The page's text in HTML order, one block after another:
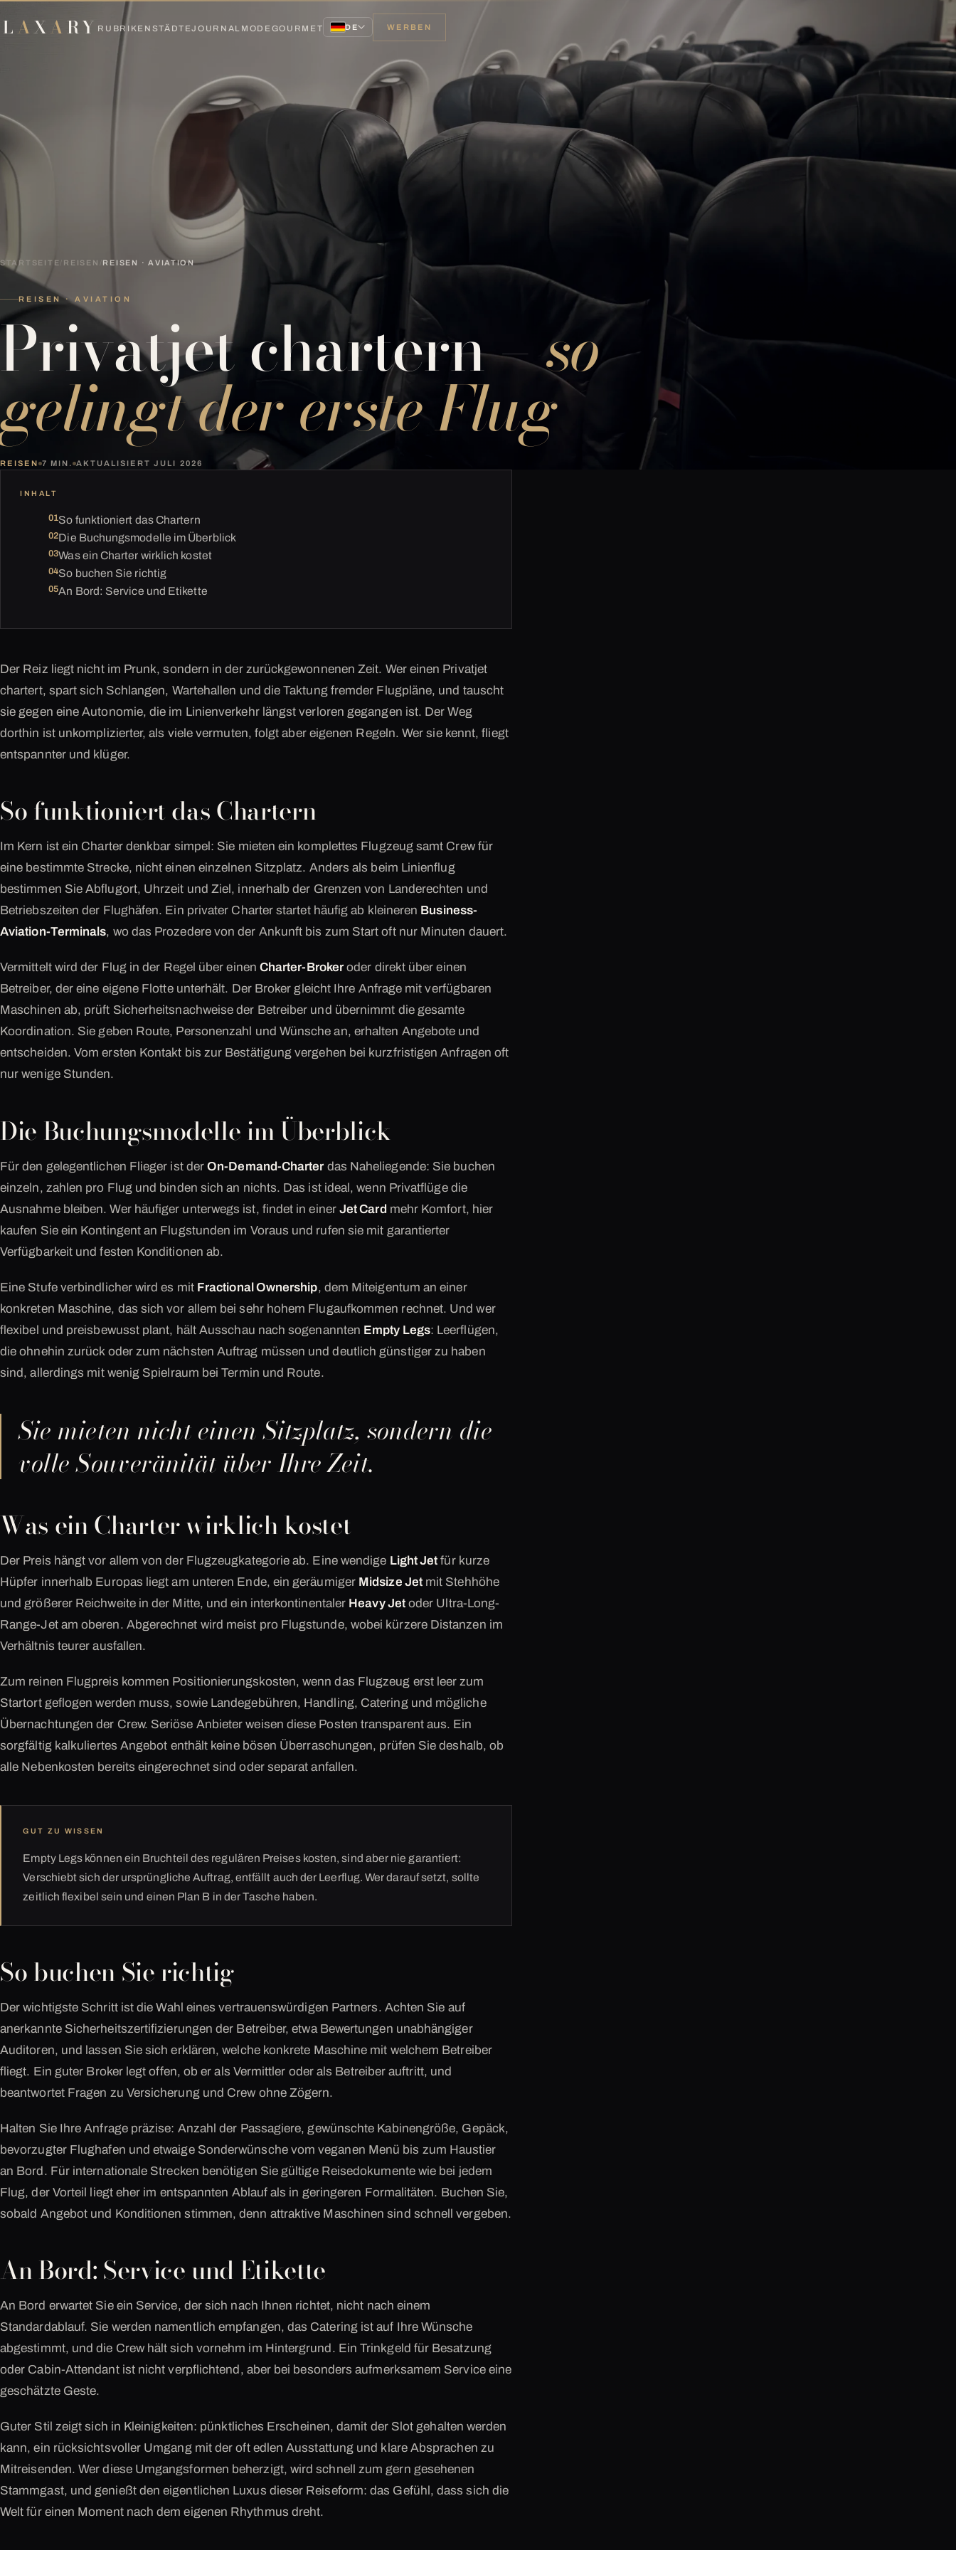
LAXARY RUBRIKEN STÄDTEJOURNAL MODE GOURMET DE WERBEN
STARTSEITE REISEN REISEN · AVIATION
REISEN · AVIATION
Privatjet chartern –so
gelingt der erste Flug
REISEN 7 MIN. AKTUALISIERT JULI 2026
INHALT
So funktioniert das Chartern
Die Buchungsmodelle im Überblick
Was ein Charter wirklich kostet
So buchen Sie richtig
An Bord: Service und Etikette
Der Reiz liegt nicht im Prunk, sondern in der zurückgewonnenen Zeit. Wer einen Privatjet
chartert, spart sich Schlangen, Wartehallen und die Taktung fremder Flugpläne, und tauscht
sie gegen eine Autonomie, die im Linienverkehr längst verloren gegangen ist. Der Weg
dorthin ist unkomplizierter, als viele vermuten, folgt aber eigenen Regeln. Wer sie kennt, fliegt
entspannter und klüger.
So funktioniert das Chartern
Im Kern ist ein Charter denkbar simpel: Sie mieten ein komplettes Flugzeug samt Crew für
eine bestimmte Strecke, nicht einen einzelnen Sitzplatz. Anders als beim Linienflug
bestimmen Sie Abflugort, Uhrzeit und Ziel, innerhalb der Grenzen von Landerechten und
Betriebszeiten der Flughäfen. Ein privater Charter startet häufig ab kleineren Business-
Aviation-Terminals, wo das Prozedere von der Ankunft bis zum Start oft nur Minuten dauert.
Vermittelt wird der Flug in der Regel über einen Charter-Broker oder direkt über einen
Betreiber, der eine eigene Flotte unterhält. Der Broker gleicht Ihre Anfrage mit verfügbaren
Maschinen ab, prüft Sicherheitsnachweise der Betreiber und übernimmt die gesamte
Koordination. Sie geben Route, Personenzahl und Wünsche an, erhalten Angebote und
entscheiden. Vom ersten Kontakt bis zur Bestätigung vergehen bei kurzfristigen Anfragen oft
nur wenige Stunden.
Die Buchungsmodelle im Überblick
Für den gelegentlichen Flieger ist derOn-Demand-Charter das Naheliegende: Sie buchen
einzeln, zahlen pro Flug und binden sich an nichts. Das ist ideal, wenn Privatflüge die
Ausnahme bleiben. Wer häufiger unterwegs ist, findet in einer Jet Card mehr Komfort, hier
kaufen Sie ein Kontingent an Flugstunden im Voraus und rufen sie mit garantierter
Verfügbarkeit und festen Konditionen ab.
Eine Stufe verbindlicher wird es mit Fractional Ownership, dem Miteigentum an einer
konkreten Maschine, das sich vor allem bei sehr hohem Flugaufkommen rechnet. Und wer
flexibel und preisbewusst plant, hält Ausschau nach sogenannten Empty Legs: Leerflügen,
die ohnehin zurück oder zum nächsten Auftrag müssen und deutlich günstiger zu haben
sind, allerdings mit wenig Spielraum bei Termin und Route.
Sie mieten nicht einen Sitzplatz, sondern die
volle Souveränität über Ihre Zeit.
Was ein Charter wirklich kostet
Der Preis hängt vor allem von der Flugzeugkategorie ab. Eine wendige Light Jet für kurze
Hüpfer innerhalb Europas liegt am unteren Ende, ein geräumiger Midsize Jetmit Stehhöhe
und größerer Reichweite in der Mitte, und ein interkontinentaler Heavy Jetoder Ultra-Long-
Range-Jet am oberen. Abgerechnet wird meist pro Flugstunde, wobei kürzere Distanzen im
Verhältnis teurer ausfallen.
Zum reinen Flugpreis kommen Positionierungskosten, wenn das Flugzeug erst leer zum
Startort geflogen werden muss, sowie Landegebühren, Handling, Catering und mögliche
Übernachtungen der Crew. Seriöse Anbieter weisen diese Posten transparent aus. Ein
sorgfältig kalkuliertes Angebot enthält keine bösen Überraschungen, prüfen Sie deshalb, ob
alle Nebenkosten bereits eingerechnet sind oder separat anfallen.
GUT ZU WISSEN
Empty Legs können ein Bruchteil des regulären Preises kosten, sind aber nie garantiert:
Verschiebt sich der ursprüngliche Auftrag, entfällt auch der Leerflug. Wer darauf setzt, sollte
zeitlich flexibel sein und einen Plan B in der Tasche haben.
So buchen Sie richtig
Der wichtigste Schritt ist die Wahl eines vertrauenswürdigen Partners. Achten Sie auf
anerkannte Sicherheitszertifizierungen der Betreiber, etwa Bewertungen unabhängiger
Auditoren, und lassen Sie sich erklären, welche konkrete Maschine mit welchem Betreiber
fliegt. Ein guter Broker legt offen, ob er als Vermittler oder als Betreiber auftritt, und
beantwortet Fragen zu Versicherung und Crew ohne Zögern.
Halten Sie Ihre Anfrage präzise: Anzahl der Passagiere, gewünschte Kabinengröße, Gepäck,
bevorzugter Flughafen und etwaige Sonderwünsche vom veganen Menü bis zum Haustier
an Bord. Für internationale Strecken benötigen Sie gültige Reisedokumente wie bei jedem
Flug, der Vorteil liegt eher im entspannten Ablauf als in geringeren Formalitäten. Buchen Sie,
sobald Angebot und Konditionen stimmen, denn attraktive Maschinen sind schnell vergeben.
An Bord: Service und Etikette
An Bord erwartet Sie ein Service, der sich nach Ihnen richtet, nicht nach einem
Standardablauf. Sie werden namentlich empfangen, das Catering ist auf Ihre Wünsche
abgestimmt, und die Crew hält sich vornehm im Hintergrund. Ein Trinkgeld für Besatzung
oder Cabin-Attendant ist nicht verpflichtend, aber bei besonders aufmerksamem Service eine
geschätzte Geste.
Guter Stil zeigt sich in Kleinigkeiten: pünktliches Erscheinen, damit der Slot gehalten werden
kann, ein rücksichtsvoller Umgang mit der oft edlen Ausstattung und klare Absprachen zu
Mitreisenden. Wer diese Umgangsformen beherzigt, wird schnell zum gern gesehenen
Stammgast, und genießt den eigentlichen Luxus dieser Reiseform: das Gefühl, dass sich die
Welt für einen Moment nach dem eigenen Rhythmus dreht.